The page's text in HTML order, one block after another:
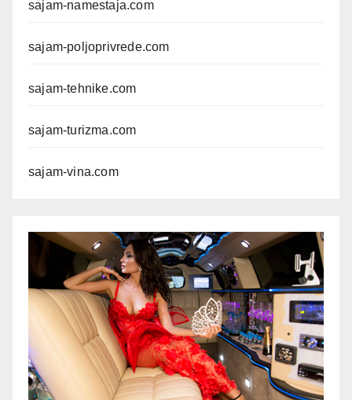
sajam-namestaja.com
sajam-poljoprivrede.com
sajam-tehnike.com
sajam-turizma.com
sajam-vina.com